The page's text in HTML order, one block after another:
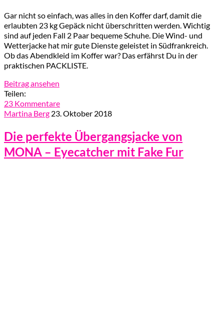
Gar nicht so einfach, was alles in den Koffer darf, damit die
erlaubten 23 kg Gepäck nicht überschritten werden. Wichtig
sind auf jeden Fall 2 Paar bequeme Schuhe. Die Wind- und
Wetterjacke hat mir gute Dienste geleistet in Südfrankreich.
Ob das Abendkleid im Koffer war? Das erfährst Du in der
praktischen PACKLISTE.
Beitrag ansehen
Teilen:
23 Kommentare
Martina Berg 23. Oktober 2018
Die perfekte Übergangsjacke von
MONA – Eyecatcher mit Fake Fur